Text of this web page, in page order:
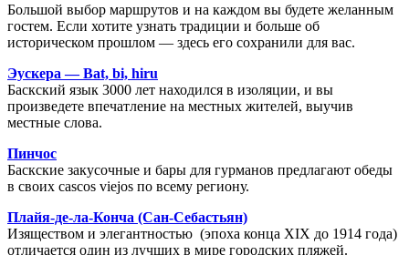
Большой выбор маршрутов и на каждом вы будете желанным
гостем. Если хотите узнать традиции и больше об
историческом прошлом — здесь его сохранили для вас.
Эускера — Bat, bi, hiru
Баскский язык 3000 лет находился в изоляции, и вы
произведете впечатление на местных жителей, выучив
местные слова.
Пинчос
Баскские закусочные и бары для гурманов предлагают обеды
в своих cascos viejos по всему региону.
Плайя-де-ла-Конча (Сан-Себастьян)
Изяществом и элегантностью (эпоха конца XIX до 1914 года)
отличается один из лучших в мире городских пляжей.